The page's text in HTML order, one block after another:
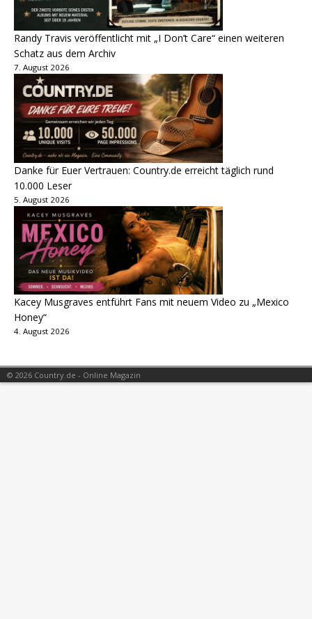
Randy Travis veröffentlicht mit „I Don’t Care“ einen weiteren
Schatz aus dem Archiv
7. August 2026
Danke für Euer Vertrauen: Country.de erreicht täglich rund
10.000 Leser
5. August 2026
Kacey Musgraves entführt Fans mit neuem Video zu „Mexico
Honey“
4. August 2026
© 2026 Country.de - Online Magazin